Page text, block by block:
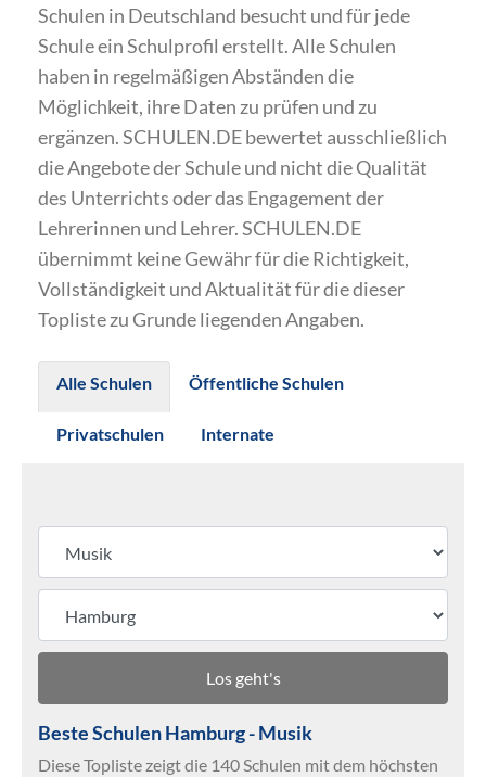
Schulen in Deutschland besucht und für jede
Schule ein Schulprofil erstellt. Alle Schulen
haben in regelmäßigen Abständen die
Möglichkeit, ihre Daten zu prüfen und zu
ergänzen. SCHULEN.DE bewertet ausschließlich
die Angebote der Schule und nicht die Qualität
des Unterrichts oder das Engagement der
Lehrerinnen und Lehrer. SCHULEN.DE
übernimmt keine Gewähr für die Richtigkeit,
Vollständigkeit und Aktualität für die dieser
Topliste zu Grunde liegenden Angaben.
Alle Schulen Öffentliche Schulen
Privatschulen Internate
Los geht's
Beste Schulen Hamburg - Musik
Diese Topliste zeigt die 140 Schulen mit dem höchsten